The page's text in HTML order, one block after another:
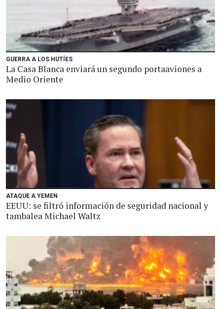
GUERRA A LOS HUTÍES
La Casa Blanca enviará un segundo portaaviones a
Medio Oriente
ATAQUE A YEMEN
EEUU: se filtró información de seguridad nacional y
tambalea Michael Waltz